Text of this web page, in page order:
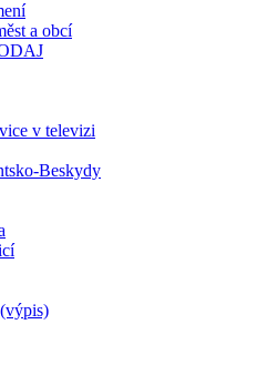
a obcí
v televizi
Beskydy